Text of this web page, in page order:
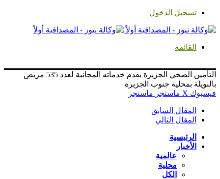
تسجيل الدخول
القائمة
التأمين الصحي الجزيرة يقدم خدماته المجانية لعدد 535 مريض
بالنويلة بمحلية جنوب الجزيرة
فيسبوك ‫X ماسنجر ماسنجر
المقال السابق
المقال التالي
الرئيسية
الأخبار
عالمية
محلية
الكل